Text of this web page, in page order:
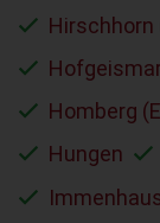
Hirschhorn
Homberg
Hungen